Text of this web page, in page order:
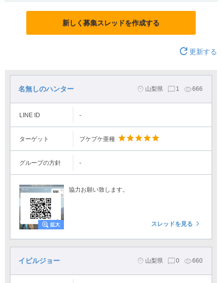
新しく募集スレッドを作成する
更新する
名無しのハンター 山梨県 1 666
LINE ID -
ターゲット プケプケ亜種 starstarstarstarstar
グループの方針 -
協力お願い致します。
スレッドを見る
イビルジョー 山梨県 0 660